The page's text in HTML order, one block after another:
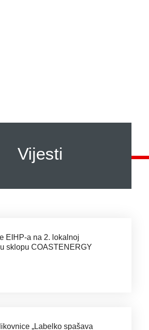
Vijesti
EIHP-a na 2. lokalnoj
sklopu COASTENERGY
„Labelko spašava